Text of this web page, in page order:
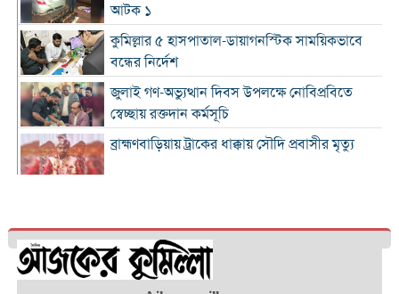
আটক ১
কুমিল্লার ৫ হাসপাতাল-ডায়াগনস্টিক সাময়িকভাবে
বন্ধের নির্দেশ
জুলাই গণ-অভ্যুত্থান দিবস উপলক্ষে নোবিপ্রবিতে
স্বেচ্ছায় রক্তদান কর্মসূচি
ব্রাহ্মণবাড়িয়ায় ট্রাকের ধাক্কায় সৌদি প্রবাসীর মৃত্যু
দাউদকান্দিতে পুলিশের অভিযানে গ্রেপ্তার ৩